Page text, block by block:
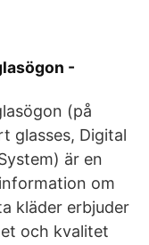
-
(på
glasses, Digital
är en
om
kläder erbjuder
och kvalitet